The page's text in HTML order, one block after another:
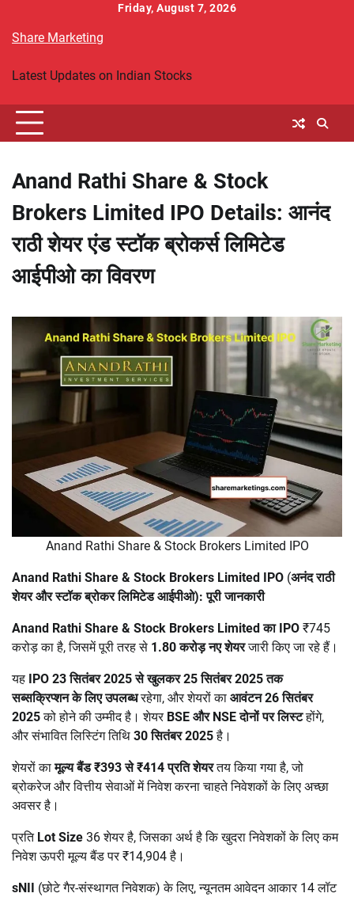
content
Friday, August 7, 2026
Share Marketing
Latest Updates on Indian Stocks
Anand Rathi Share & Stock
Brokers Limited IPO Details: आनंद
राठी शेयर एंड स्टॉक ब्रोकर्स लिमिटेड
आईपीओ का विवरण
Anand Rathi Share & Stock Brokers Limited IPO
Anand Rathi Share & Stock Brokers Limited IPO (अनंद राठी
शेयर और स्टॉक ब्रोकर लिमिटेड आईपीओ): पूरी जानकारी
Anand Rathi Share & Stock Brokers Limited का IPO ₹745
करोड़ का है, जिसमें पूरी तरह से 1.80 करोड़ नए शेयरजारी किए जा रहे हैं।
यह IPO 23 सितंबर 2025 से खुलकर 25 सितंबर 2025 तक
सब्सक्रिप्शन के लिए उपलब्धरहेगा, और शेयरों का आवंटन 26 सितंबर
2025को होने की उम्मीद है। शेयर BSE और NSE दोनों पर लिस्टहोंगे,
और संभावित लिस्टिंग तिथि 30 सितंबर 2025है।
शेयरों कामूल्य बैंड ₹393 से ₹414 प्रति शेयरतय किया गया है, जो
ब्रोकरेज और वित्तीय सेवाओं में निवेश करना चाहते निवेशकों के लिए अच्छा
अवसर है।
प्रति Lot Size 36 शेयर है, जिसका अर्थ है कि खुदरा निवेशकों के लिए कम
निवेश ऊपरी मूल्य बैंड पर ₹14,904 है।
sNII (छोटे गैर-संस्थागत निवेशक) के लिए, न्यूनतम आवेदन आकार 14 लॉट